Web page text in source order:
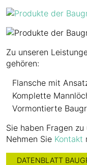
Zu unseren
gehören:
Flansche mit
Komplette
Vormontierte
Sie haben Fragen
Nehmen Sie Kontakt
DATENBLATT